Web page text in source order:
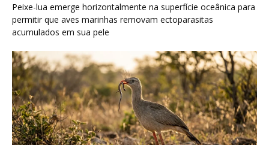
Peixe-lua emerge horizontalmente na superfície oceânica para
permitir que aves marinhas removam ectoparasitas
acumulados em sua pele